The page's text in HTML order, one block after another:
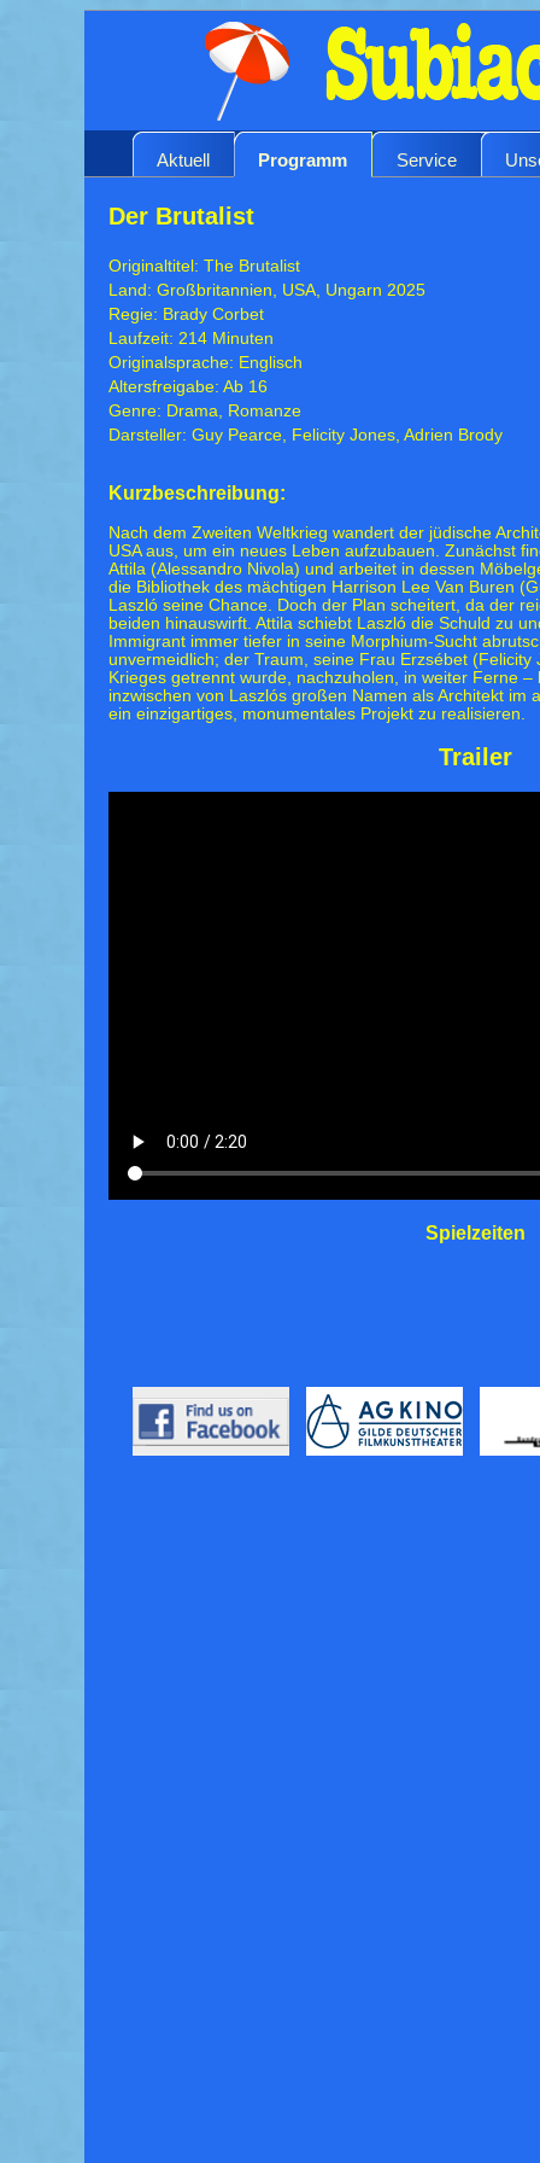
Aktuell Programm Service
Der Brutalist
Originaltitel: The Brutalist
Land: Großbritannien, USA, Ungarn 2025
Regie: Brady Corbet
Laufzeit: 214 Minuten
Originalsprache: Englisch
Altersfreigabe: Ab 16
Genre: Drama, Romanze
Darsteller: Guy Pearce, Felicity Jones, Adrien Brody
Kurzbeschreibung:
Nach dem Zweiten Weltkrieg wandert der jüdische
USA aus, um ein neues Leben aufzubauen. Zunächst
Attila (Alessandro Nivola) und arbeitet in dessen
die Bibliothek des mächtigen Harrison Lee Van Buren
Laszló seine Chance. Doch der Plan scheitert, da der
beiden hinauswirft. Attila schiebt Laszló die Schuld zu
Immigrant immer tiefer in seine Morphium-Sucht
unvermeidlich; der Traum, seine Frau Erzsébet
Krieges getrennt wurde, nachzuholen, in weiter Ferne
inzwischen von Laszlós großen Namen als Architekt im
ein einzigartiges, monumentales Projekt zu realisieren.
Trailer
Spielzeiten